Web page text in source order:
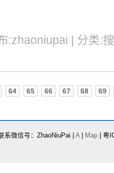
:zhaoniupai | 分类:
64 65 66 67 68 69
系微信号：ZhaoNiuPai | A| Map | 粤